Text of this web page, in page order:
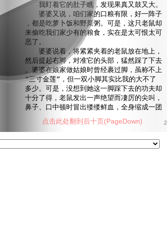
我盯着它的肚子瞧，发现果真又鼓又大。
婆婆又说，咱们家的口粮有限，好一阵子
，都是吃萝卜饭和野菜粥。可是，这只老鼠却
来偷吃我们家少有的粮食，实在是太可恨太可
恶了。
婆婆说着，将紧紧夹着的老鼠放在地上，
然后提起右脚，对准它的头部，猛然踩了下去
。婆婆在娘家做姑娘时曾经裹过脚，虽称不上
“三寸金莲”，但一双小脚其实比我的大不了
多少。可是，没想到她这一脚踩下去的功夫却
十分了得，老鼠发出一声绝望而凄厉的尖叫，
鼻子、口中顿时冒出缕缕鲜血，全身缩成一团
2
点击此处翻到后十页(PageDown)